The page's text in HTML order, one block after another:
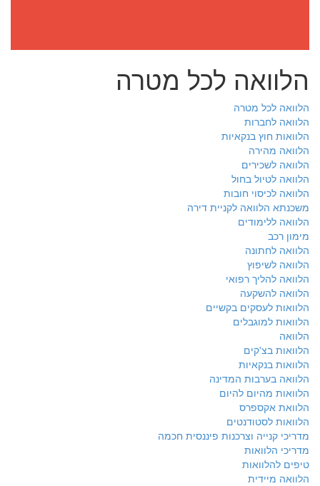
הלוואה לכל מטרה
הלוואה לכל מטרה
הלוואה לחברות
הלוואות חוץ בנקאיות
הלוואה מהירה
הלוואה לשכירים
הלוואה לטיול בחול
הלוואה לכיסוי חובות
משכנתא הלוואה לקניית דירה
הלוואה ללימודים
מימון רכב
הלוואה לחתונה
הלוואה לשיפוץ
הלוואה להליך רפואי
הלוואה להשקעה
הלוואות לעסקים בקשיים
הלוואות למוגבלים
הלוואה
הלוואות בצ'קים
הלוואות בנקאיות
הלוואה בערבות המדינה
הלוואות מהיום להיום
הלוואת אקספרס
הלוואות לסטודנטים
מדריכי קנייה וצרכנות פיננסית חכמה
מדריכי הלוואות
טיפים להלוואות
הלוואה מיידית